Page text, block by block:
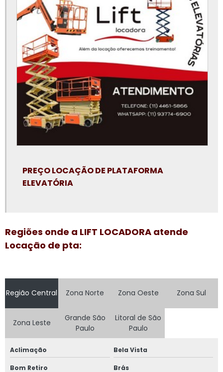
Plataforma elevatória 15m
Plataforma elevatória 30 metros
Plataforma elevatória 40 metros
Plataforma elevatória 45 metros
Plataforma elevatória 6 metros
Plataforma elevatória aluguel preço
Plataforma elevatória articulada 15m
Plataforma elevatória locação
Plataforma elevatória preço locação
Plataforma elevatória tesoura 15m
Plataforma elevatória tesoura locação
Plataforma girafa locação
Plataforma pantográfica aluguel
Plataforma tesoura aluguel
Plataforma tesoura aluguel preço
PREÇO LOCAÇÃO DE PLATAFORMA
ELEVATÓRIA
Regiões onde a LIFT LOCADORA atende
Locação de pta:
Região Central Zona Norte Zona Oeste Zona Sul
Zona Leste
Grande São
Paulo
Litoral de São
Paulo
Aclimação Bela Vista
Bom Retiro Brás